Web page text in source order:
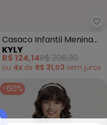
- Sueter Infantil
Casaco Infantil Menina
em Tricô (Rosa)
KYLY
R$ 124,14R$ 206,90
ou 4x de R$ 31,03 sem juros
-60%